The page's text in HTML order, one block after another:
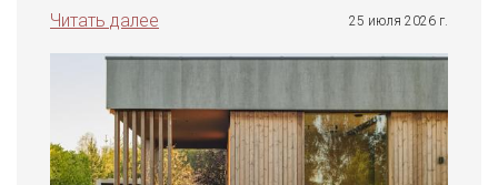
Читать далее
25 июля 2026 г.